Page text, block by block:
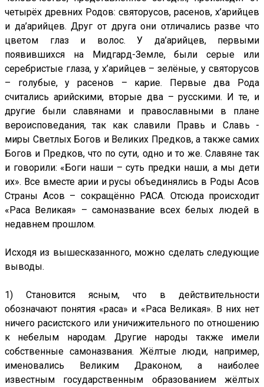
четырёх древних Родов: святорусов, расенов, х’арийцев
и да’арийцев. Друг от друга они отличались разве что
цветом глаз и волос. У да’арийцев, первыми
появившихся на Мидгард-Земле, были серые или
серебристые глаза, у х’арийцев – зелёные, у святорусов
– голубые, у расенов – карие. Первые два Рода
считались арийскими, вторые два – русскими. И те, и
другие были славянами и православными в плане
вероисповедания, так как славили Правь и Славь -
миры Светлых Богов и Великих Предков, а также самих
Богов и Предков, что по сути, одно и то же. Славяне так
и говорили: «Боги наши – суть предки наши, а мы дети
их». Все вместе арии и русы объединялись в Роды Асов
Страны Асов – сокращённо РАСА. Отсюда происходит
«Раса Великая» – самоназвание всех белых людей в
недавнем прошлом.
Исходя из вышесказанного, можно сделать следующие
выводы.
1) Становится ясным, что в действительности
обозначают понятия «раса» и «Раса Великая». В них нет
ничего расистского или уничижительного по отношению
к небелым народам. Другие народы также имели
собственные самоназвания. Жёлтые люди, например,
именовались Великим Драконом, а наиболее
известным государственным образованием жёлтых